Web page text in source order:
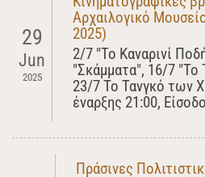
29
Jun
2025
Αρχαιλογικό
2025)
2/7 "Το Καναρινί
"Σκάμματα", 16/7 "Το
23/7 Το Τανγκό των
έναρξης 21:00,
Πράσινες